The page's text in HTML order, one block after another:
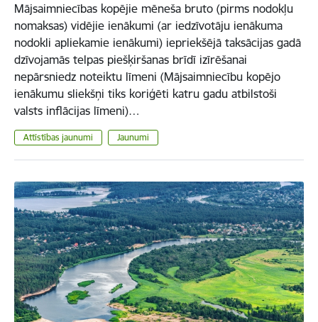
Mājsaimniecības kopējie mēneša bruto (pirms nodokļu
nomaksas) vidējie ienākumi (ar iedzīvotāju ienākuma
nodokli apliekamie ienākumi) iepriekšējā taksācijas gadā
dzīvojamās telpas piešķiršanas brīdī izīrēšanai
nepārsniedz noteiktu līmeni (Mājsaimniecību kopējo
ienākumu sliekšņi tiks koriģēti katru gadu atbilstoši
valsts inflācijas līmeni)…
Attīstības jaunumi Jaunumi